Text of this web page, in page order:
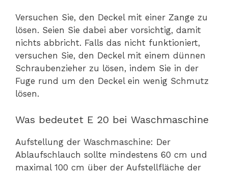
Versuchen Sie, den Deckel mit einer Zange zu
lösen. Seien Sie dabei aber vorsichtig, damit
nichts abbricht. Falls das nicht funktioniert,
versuchen Sie, den Deckel mit einem dünnen
Schraubenzieher zu lösen, indem Sie in der
Fuge rund um den Deckel ein wenig Schmutz
lösen.
Was bedeutet E 20 bei Waschmaschine
Aufstellung der Waschmaschine: Der
Ablaufschlauch sollte mindestens 60 cm und
maximal 100 cm über der Aufstellfläche der